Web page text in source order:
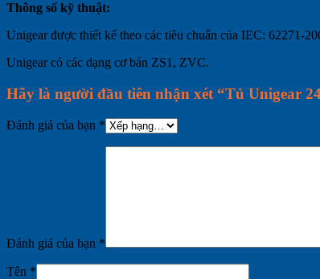
Thông số kỹ thuật:
Unigear được thiết kế theo các tiêu chuẩn của IEC: 62271-
Unigear có các dạng cơ bản ZS1, ZVC.
Hãy là người đầu tiên nhận xét “Tủ Unigear
Đánh giá của bạn *
Đánh giá của bạn *
Tên *